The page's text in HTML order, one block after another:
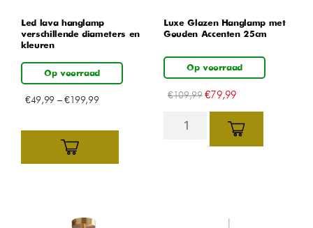
Led lava hanglamp –
verschillende diameters en
kleuren
Op voorraad
€49,99–€199,99
Luxe Glazen Hanglamp met
Gouden Accenten 25cm
Op voorraad
€109,99 €79,99